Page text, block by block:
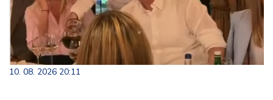
10. 08. 2026 20:11